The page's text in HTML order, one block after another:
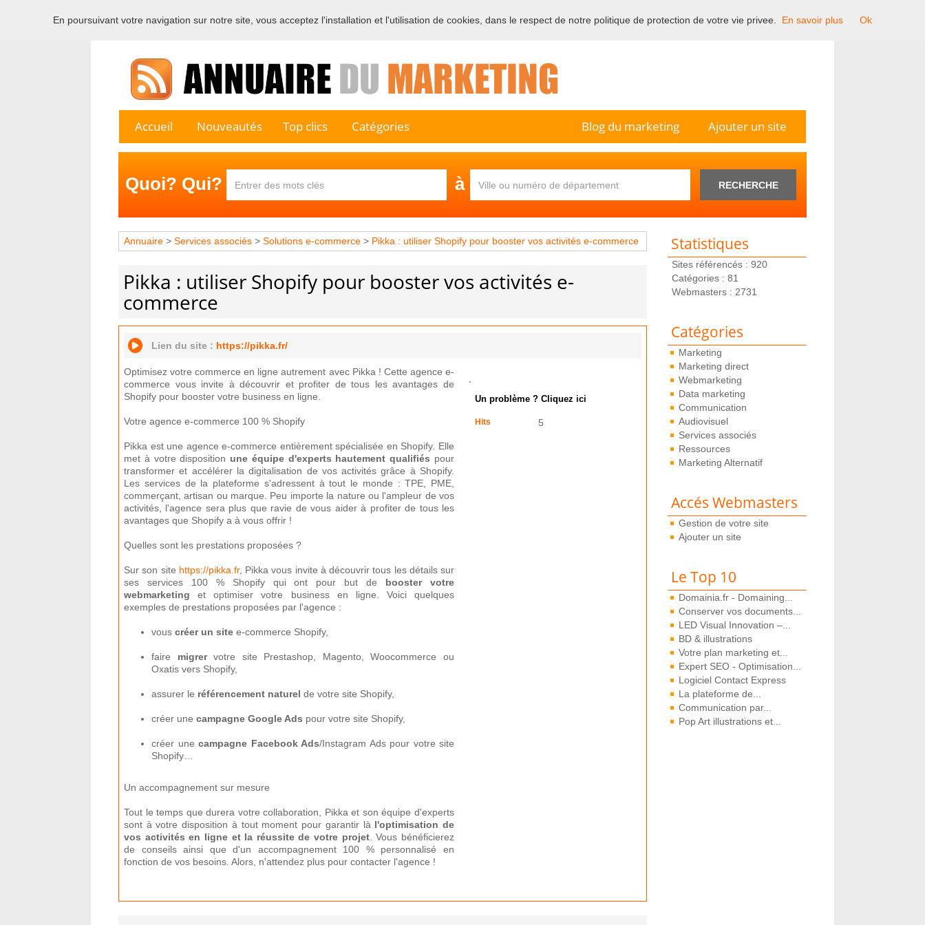
Bienvenue sur l'annuaire professionnel du marketing et de la communication en France.
Accueil Nouveautés Top clics Catégories Ajouter un site
Blog du marketing
Quoi? Qui? à RECHERCHE
Statistiques
Sites référencés : 920
Catégories : 81
Webmasters : 2731
Catégories
Marketing
Marketing direct
Webmarketing
Data marketing
Communication
Audiovisuel
Services associés
Ressources
Marketing Alternatif
Accés Webmasters
Gestion de votre site
Ajouter un site
Le Top 10
Domainia.fr - Domaining...
Conserver vos documents...
LED Visual Innovation –...
BD & illustrations
Votre plan marketing et...
Expert SEO - Optimisation...
Logiciel Contact Express
La plateforme de...
Communication par...
Pop Art illustrations et...
Annuaire > Services associés > Solutions e-commerce > Pikka : utiliser Shopify pour booster vos activités e-commerce
Pikka : utiliser Shopify pour booster vos activités e-
commerce
Lien du site : https://pikka.fr/
Optimisez votre commerce en ligne autrement avec Pikka ! Cette agence e-
commerce vous invite à découvrir et profiter de tous les avantages de
Shopify pour booster votre business en ligne.
Votre agence e-commerce 100 % Shopify
Pikka est une agence e-commerce entièrement spécialisée en Shopify. Elle
met à votre disposition une équipe d'experts hautement qualifiés pour
transformer et accélérer la digitalisation de vos activités grâce à Shopify.
Les services de la plateforme s'adressent à tout le monde : TPE, PME,
commerçant, artisan ou marque. Peu importe la nature ou l'ampleur de vos
activités, l'agence sera plus que ravie de vous aider à profiter de tous les
avantages que Shopify a à vous offrir !
Quelles sont les prestations proposées ?
Sur son site https://pikka.fr, Pikka vous invite à découvrir tous les détails sur
ses services 100 % Shopify qui ont pour but de booster votre
webmarketing et optimiser votre business en ligne. Voici quelques
exemples de prestations proposées par l'agence :
vous créer un site e-commerce Shopify,
faire migrervotre site Prestashop, Magento, Woocommerce ou
Oxatis vers Shopify,
assurer le référencement naturel de votre site Shopify,
créer une campagne Google Ads pour votre site Shopify,
créer une campagne Facebook Ads/Instagram Ads pour votre site
Shopify…
Un accompagnement sur mesure
Tout le temps que durera votre collaboration, Pikka et son équipe d'experts
sont à votre disposition à tout moment pour garantir là l'optimisation de
vos activités en ligne et la réussite de votre projet. Vous bénéficierez
de conseils ainsi que d'un accompagnement 100 % personnalisé en
fonction de vos besoins. Alors, n'attendez plus pour contacter l'agence !
Un problème ? Cliquez ici
Hits 5
En poursuivant votre navigation sur notre site, vous acceptez l'installation et l'utilisation de cookies, dans le respect de notre politique de protection de votre vie privee. En savoir plus Ok